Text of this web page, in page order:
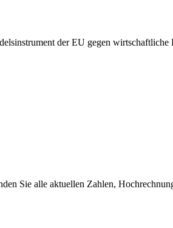
der EU gegen
Sie alle aktuellen Zahlen,